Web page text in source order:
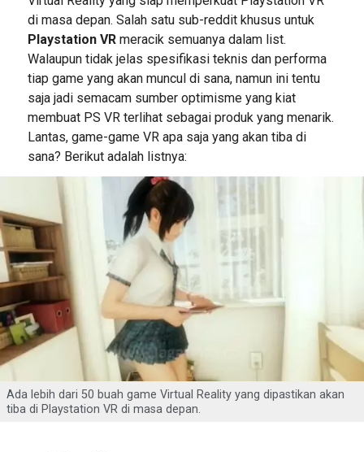
di masa depan. Salah satu sub-reddit khusus untuk
Playstation VRmeracik semuanya dalam list.
Walaupun tidak jelas spesifikasi teknis dan performa
tiap game yang akan muncul di sana, namun ini tentu
saja jadi semacam sumber optimisme yang kiat
membuat PS VR terlihat sebagai produk yang menarik.
Lantas, game-game VR apa saja yang akan tiba di
sana? Berikut adalah listnya:
Ada lebih dari 50 buah game Virtual Reality yang dipastikan akan
tiba di Playstation VR di masa depan.